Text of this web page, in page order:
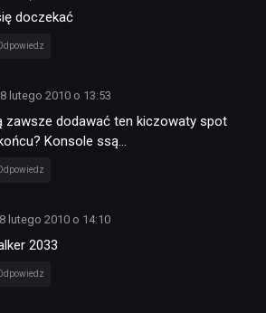
doczekać
lutego 2010 o 13:53
zawsze dodawać ten kiczowaty spot
Konsole ssą…
lutego 2010 o 14:10
2033